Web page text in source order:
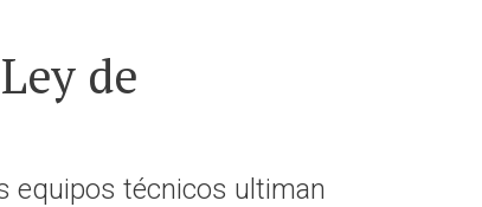
de
equipos técnicos ultiman